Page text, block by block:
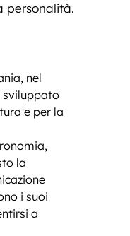
personalità.
nel
sviluppato
e per la
la
i suoi
a